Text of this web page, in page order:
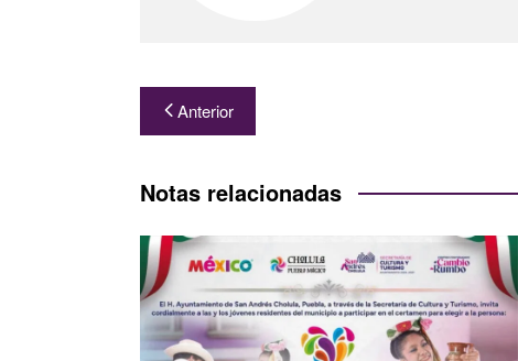
Navegación
de
entradas
Anterior
Notas relacionadas